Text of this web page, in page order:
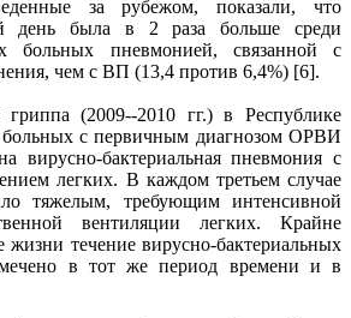
за рубежом, показали, что
й день была в 2 раза больше среди
больных пневмонией, связанной с
чем с ВП (13,4 против 6,4%) [6].
(2009--2010 гг.) в Республике
с первичным диагнозом ОРВИ
вирусно-бактериальная пневмония с
легких. В каждом третьем случае
тяжелым, требующим интенсивной
вентиляции легких. Крайне
течение вирусно-бактериальных
в тот же период времени и в